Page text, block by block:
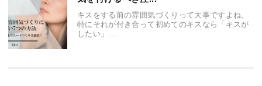
キスをする前の雰囲気づくりって大事ですよね。
特にそれが付き合って初めてのキスなら「キスが
したい」...